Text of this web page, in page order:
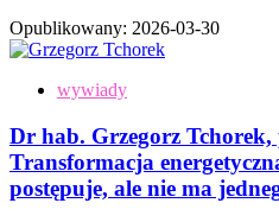
Opublikowany: 2026-03-30
wywiady
Dr hab. Grzegorz
Transformacja
postępuje, ale nie ma